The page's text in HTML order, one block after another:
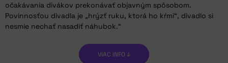
očakávania divákov prekonávať objavným spôsobom.
Povinnosťou divadla je „hrýzť ruku, ktorá ho kŕmi“, divadlo si
nesmie nechať nasadiť náhubok.“
VIAC INFO ↓